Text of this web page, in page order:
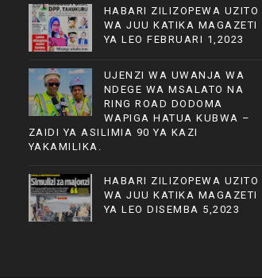
HABARI ZILIZOPEWA UZITO
WA JUU KATIKA MAGAZETI
YA LEO FEBRUARI 1,2023
UJENZI WA UWANJA WA
NDEGE WA MSALATO NA
RING ROAD DODOMA
WAPIGA HATUA KUBWA –
ZAIDI YA ASILIMIA 90 YA KAZI
YAKAMILIKA.
HABARI ZILIZOPEWA UZITO
WA JUU KATIKA MAGAZETI
YA LEO DISEMBA 5,2023